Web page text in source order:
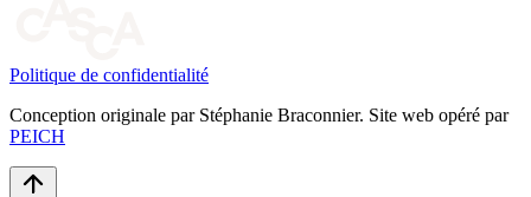
Politique de confidentialité
Conception originale par Stéphanie Braconnier. Site web opéré par
PEICH